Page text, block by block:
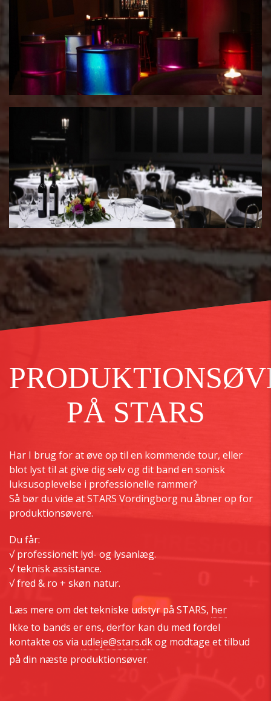
PÅ STARS
Har I brug for at øve op til en kommende tour, eller
blot lyst til at give dig selv og dit band en sonisk
luksusoplevelse i professionelle rammer?
Så bør du vide at STARS Vordingborg nu åbner op for
produktionsøvere.
Du får:
√ professionelt lyd- og lysanlæg.
√ teknisk assistance.
√ fred & ro + skøn natur.
Læs mere om det tekniske udstyr på STARS, her
Ikke to bands er ens, derfor kan du med fordel
kontakte os via udleje@stars.dkog modtage et tilbud
på din næste produktionsøver.